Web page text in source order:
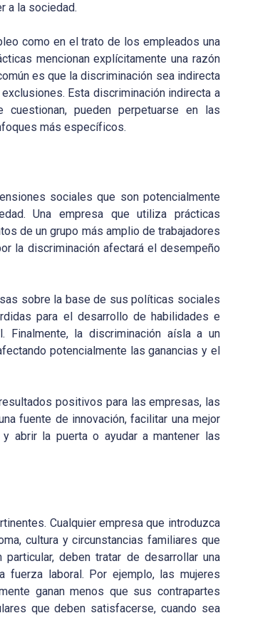
a la sociedad.
como en el trato de los empleados una
mencionan explícitamente una razón
es que la discriminación sea indirecta
Esta discriminación indirecta a
pueden perpetuarse en las
más específicos.
sociales que son potencialmente
Una empresa que utiliza prácticas
de un grupo más amplio de trabajadores
la discriminación afectará el desempeño
sobre la base de sus políticas sociales
para el desarrollo de habilidades e
Finalmente, la discriminación aísla a un
potencialmente las ganancias y el
positivos para las empresas, las
fuente de innovación, facilitar una mejor
abrir la puerta o ayudar a mantener las
Cualquier empresa que introduzca
cultura y circunstancias familiares que
deben tratar de desarrollar una
laboral. Por ejemplo, las mujeres
ganan menos que sus contrapartes
que deben satisfacerse, cuando sea